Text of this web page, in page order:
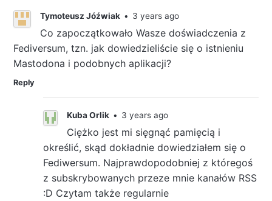
Tymoteusz Jóźwiak • 3 years ago
Co zapoczątkowało Wasze doświadczenia z
Fediversum, tzn. jak dowiedzieliście się o istnieniu
Mastodona i podobnych aplikacji?
Reply
Kuba Orlik • 3 years ago
Ciężko jest mi sięgnąć pamięcią i
określić, skąd dokładnie dowiedziałem się o
Fediwersum. Najprawdopodobniej z któregoś
z subskrybowanych przeze mnie kanałów RSS
:D Czytam także regularnie